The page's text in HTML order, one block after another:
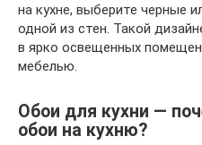
на кухне, выберите черные
одной из стен. Такой
в ярко освещенных
мебелью.
Обои для кухни —
обои на кухню?